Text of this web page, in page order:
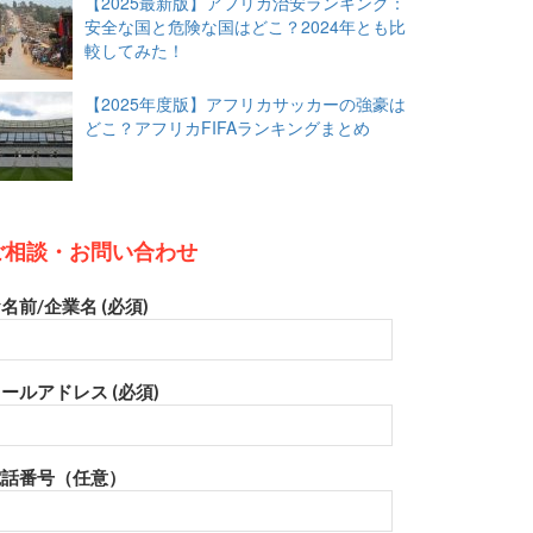
安全な国と危険な国はどこ？2024年とも比
較してみた！
【2025年度版】アフリカサッカーの強豪は
どこ？アフリカFIFAランキングまとめ
談・お問い合わせ
前/企業名 (必須)
ルアドレス (必須)
番号（任意）